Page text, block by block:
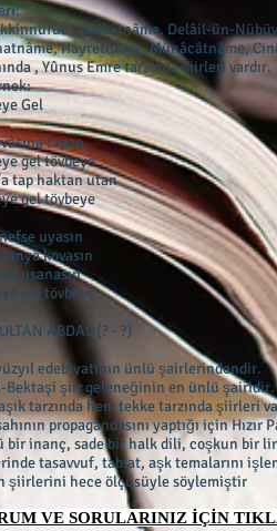
, Tarîkâtnâme, Delâil-ün-
Hayretnâme, Münâcâtnâme,
, Yûnus Emre tarzında şiirleri vardır.
Gel
tapan
gel tövbeye
tap haktan utan
gel tövbeye
uyasın
kovasın
usanasın
gel tövbeye
ABDAL (? - ?)
edebiyatının ünlü şairlerindendir.
Bektaşi şiir geleneğinin en ünlü şairidir.
tarzında hem tekke tarzında şiirleri
propagandasını yaptığı için
bir inanç, sade bir halk dili, coşkun bir
tasavvuf, tabiat, aşk temalarını
şiirlerini hece ölçüsüyle söylemiştir
VE SORULARINIZ İÇİN